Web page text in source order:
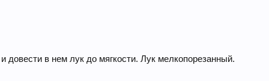
довести в нем лук до мягкости. Лук мелкопорезанный.